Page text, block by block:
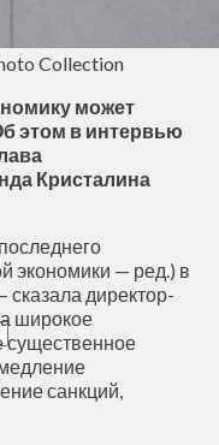
Collection
может
этом в интервью
Кристалина
экономики — ред.) в
сказала директор-
широкое
существенное
санкций,